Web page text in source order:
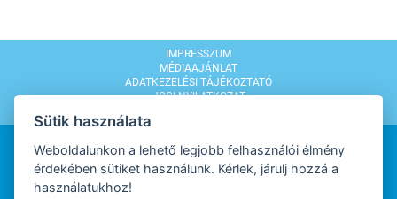
IMPRESSZUM
MÉDIAAJÁNLAT
ADATKEZELÉSI TÁJÉKOZTATÓ
JOGI NYILATKOZAT
Sütik használata
Weboldalunkon a lehető legjobb felhasználói élmény
érdekében sütiket használunk. Kérlek, járulj hozzá a
használatukhoz!